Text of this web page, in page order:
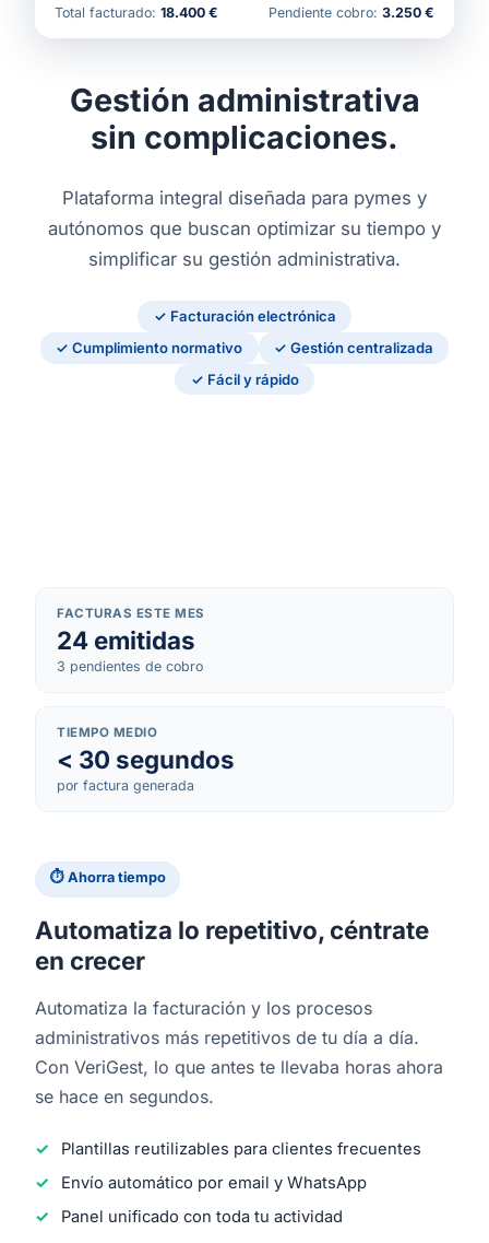
Gestión administrativa
sin complicaciones.
Plataforma integral diseñada para pymes y
autónomos que buscan optimizar su tiempo y
simplificar su gestión administrativa.
✓ Facturación electrónica
✓ Cumplimiento normativo
✓ Gestión centralizada
✓ Fácil y rápido
Total facturado: 18.400 € Pendiente cobro:3.250 €
FACTURAS ESTE MES
24 emitidas
3 pendientes de cobro
TIEMPO MEDIO
< 30 segundos
por factura generada
⏱ Ahorra tiempo
Automatiza lo repetitivo, céntrate
en crecer
Automatiza la facturación y los procesos
administrativos más repetitivos de tu día a día.
Con VeriGest, lo que antes te llevaba horas ahora
se hace en segundos.
Plantillas reutilizables para clientes frecuentes
Envío automático por email y WhatsApp
Panel unificado con toda tu actividad